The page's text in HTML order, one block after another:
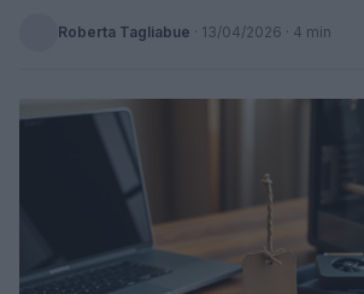
Roberta Tagliabue · 13/04/2026 · 4 min